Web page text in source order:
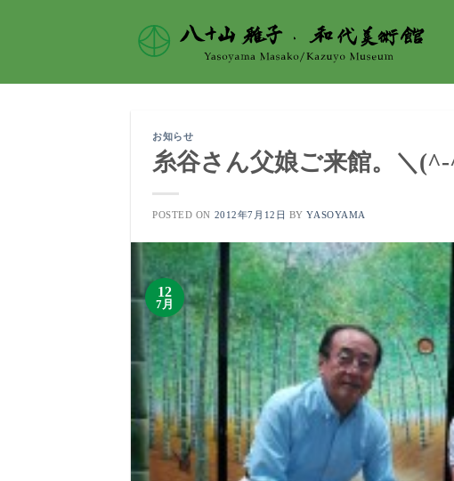
お知らせ
糸谷さん父娘ご来館。＼
POSTED ON 2012年7月12日 BYYASOYAMA
12
7月